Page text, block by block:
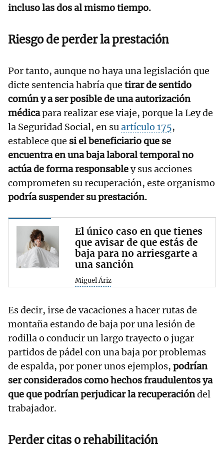
incluso las dos al mismo tiempo.
Riesgo de perder la prestación
Por tanto, aunque no haya una legislación que
dicte sentencia habría que tirar de sentido
común y a ser posible de una autorización
médicapara realizar ese viaje, porque la Ley de
la Seguridad Social, en suartículo 175,
establece que si el beneficiario que se
encuentra en una baja laboral temporal no
actúa de forma responsabley sus acciones
comprometen su recuperación, este organismo
podría suspender su prestación.
El único caso en que tienes
que avisar de que estás de
baja para no arriesgarte a
una sanción
Miguel Áriz
Es decir, irse de vacaciones a hacer rutas de
montaña estando de baja por una lesión de
rodilla o conducir un largo trayecto o jugar
partidos de pádel con una baja por problemas
de espalda, por poner unos ejemplos, podrían
ser considerados como hechos fraudulentos ya
que que podrían perjudicar la recuperacióndel
trabajador.
Perder citas o rehabilitación